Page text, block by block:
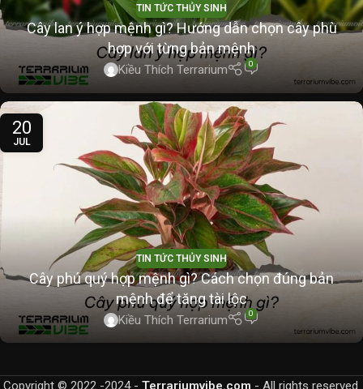
TIN TỨC THỦY SINH
Cây lan ý hợp mệnh gì? Hướng dẫn chọn cây phù
hợp với từng bản mệnh
Kiều Thích Terrarium 0
20
JUL
TIN TỨC THỦY SINH
Cây phú quý hợp mệnh gì? Cách chọn đúng bản
mệnh để tăng tài lộc
Kiều Thích Terrarium 0
Copyright © 2022 -2024 - Terrariumvibe.com - All rights reserved.